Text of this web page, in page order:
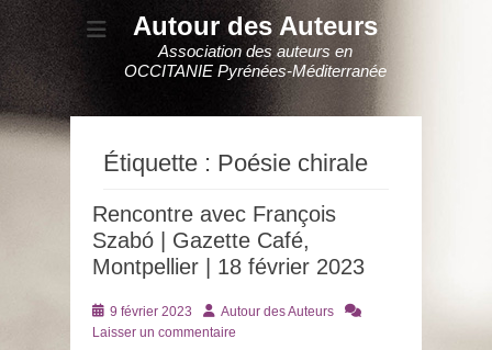
Autour des Auteurs
Association des auteurs en
OCCITANIE Pyrénées-Méditerranée
Étiquette : Poésie chirale
Rencontre avec François
Szabó | Gazette Café,
Montpellier | 18 février 2023
Posté
le
9 février 2023 AuteurAutour des Auteurs
Laisser un commentaire